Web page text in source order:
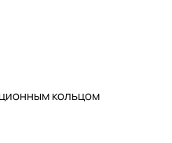
кольцом